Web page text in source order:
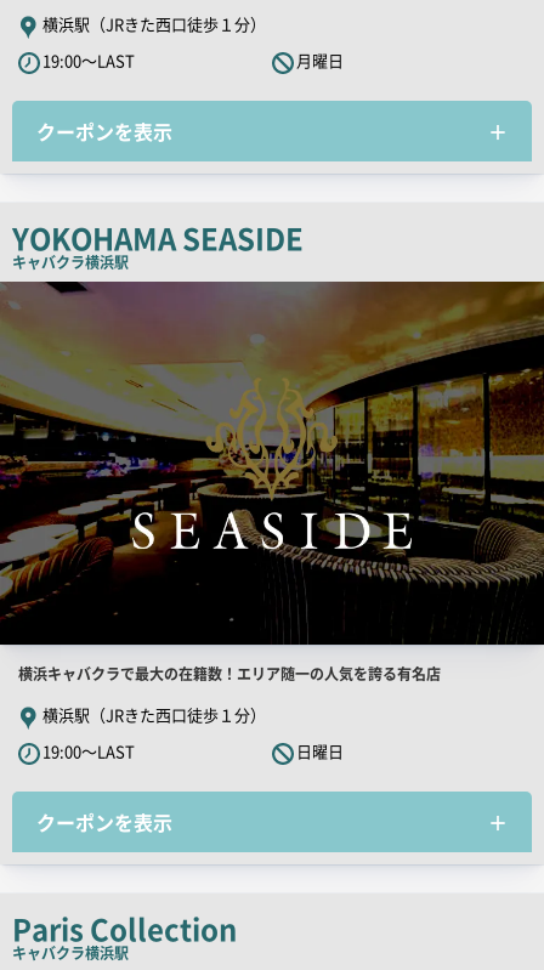
PR
キ
ャ
ッ
コ
横浜駅（JRきた西口徒歩１分）
19:00～LAST
月曜日
クーポンを表示
YOKOHAMA SEASIDE
キャバクラ横浜駅
検
索
果
覧
用
画
像
店
舗
PR
キ
ャ
チ
ー
横浜キャバクラで最大の在籍数！エリア随一の人気を誇る有名店
横浜駅（JRきた西口徒歩１分）
19:00～LAST
日曜日
クーポンを表示
Paris Collection
キャバクラ横浜駅